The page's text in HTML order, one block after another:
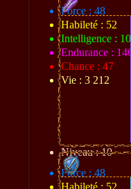
Force : 48
Habileté : 52
Intelligence : 104
Endurance : 146
Chance : 47
Vie : 3 212
Niveau : 10
Force : 48
Habileté : 52